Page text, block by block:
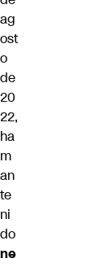
ag
ost
o
de
20
22,
ha
m
an
te
ni
do
ne